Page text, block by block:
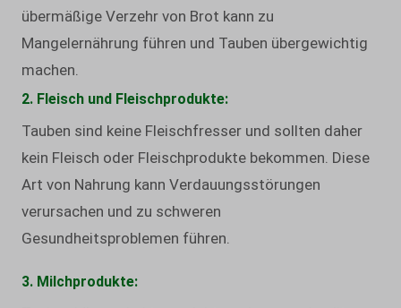
übermäßige Verzehr von Brot kann zu
Mangelernährung führen und Tauben übergewichtig
machen.
2. Fleisch und Fleischprodukte:
Tauben sind keine Fleischfresser und sollten daher
kein Fleisch oder Fleischprodukte bekommen. Diese
Art von Nahrung kann Verdauungsstörungen
verursachen und zu schweren
Gesundheitsproblemen führen.
3. Milchprodukte: